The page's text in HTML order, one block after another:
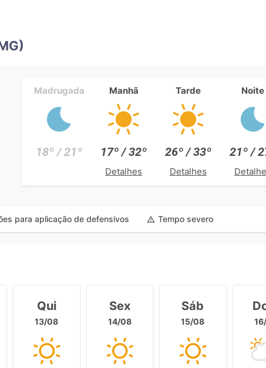
Madrugada
18º / 21º
Manhã
17º / 32º
Detalhes
Tarde
26º / 33º
Detalhes
Noite
21º /
para aplicação de defensivos Tempo severo
Qui
13/08
Sex
14/08
Sáb
15/08